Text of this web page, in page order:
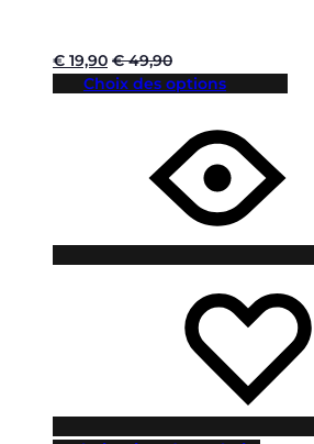
€ 19,90 €49,90
Choix des options